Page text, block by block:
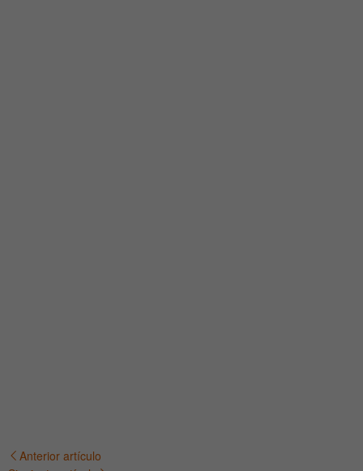
Navegación
Anterior artículo